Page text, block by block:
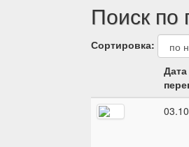
Поиск по
Сортировка:
Дата